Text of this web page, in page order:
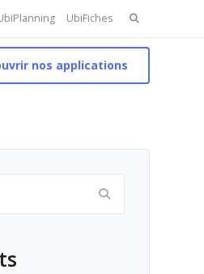
UbiFiches Search
for:
nos applications